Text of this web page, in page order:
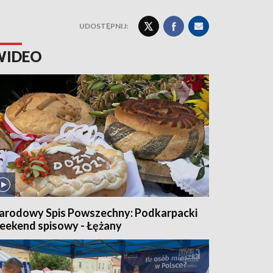
UDOSTĘPNIJ:
Spis Powszechny: Podkarpacki
spisowy - Łężany